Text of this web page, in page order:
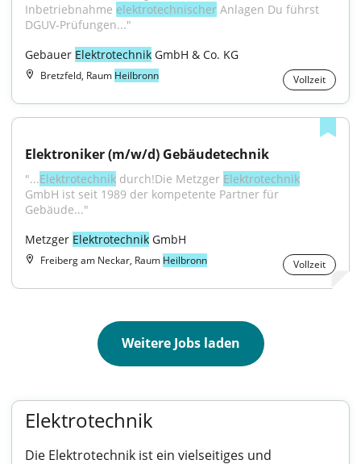
Inbetriebnahme elektrotechnischer Anlagen Du führst
DGUV-Prüfungen..."
Gebauer Elektrotechnik GmbH & Co. KG
Bretzfeld, Raum Heilbronn Vollzeit
Elektroniker (m/w/d) Gebäudetechnik
"...Elektrotechnik durch!Die Metzger Elektrotechnik
GmbH ist seit 1989 der kompetente Partner für
Gebäude..."
Metzger Elektrotechnik GmbH
Freiberg am Neckar, Raum Heilbronn Vollzeit
Weitere Jobs laden
Elektrotechnik
Die Elektrotechnik ist ein vielseitiges und